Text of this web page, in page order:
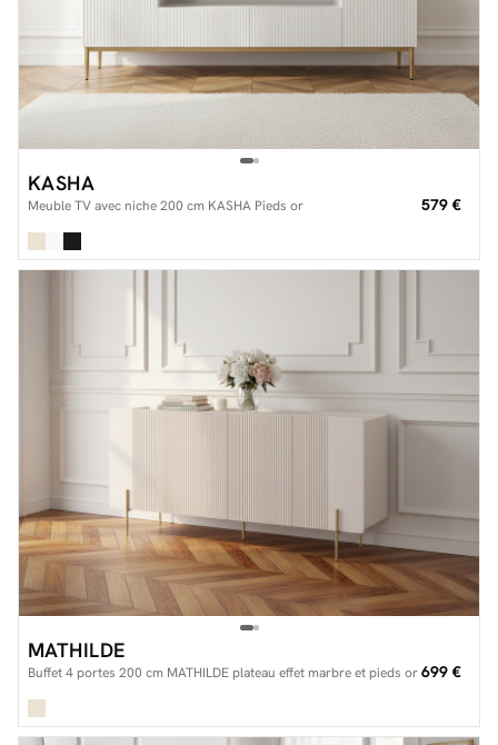
KASHA
Meuble TV avec niche 200 cm KASHA Pieds or 579 €
MATHILDE
Buffet 4 portes 200 cm MATHILDE plateau effet marbre et pieds or699 €